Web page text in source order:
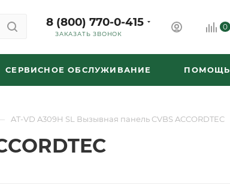
8 (800) 770-0-415
ЗАКАЗАТЬ ЗВОНОК
0
СЕРВИСНОЕ ОБСЛУЖИВАНИЕ ПОМОЩЬ
AT-VD A309H SL Вызывная панель CVBS ACCORDTEC